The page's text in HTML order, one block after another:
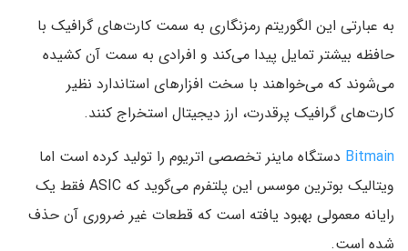
به عبارتی این الگوریتم رمزنگاری به سمت کارت‌های گرافیک با
حافظه بیشتر تمایل پیدا می‌کند و افرادی به سمت آن کشیده
می‌شوند که می‌خواهند با سخت افزارهای استاندارد نظیر
کارت‌های گرافیک پرقدرت، ارز دیجیتال استخراج کنند.
Bitmain دستگاه ماینر تخصصی اتریوم را تولید کرده است اما
ویتالیک بوترین موسس این پلتفرم می‌گوید که ASIC فقط یک
رایانه معمولی بهبود یافته است که قطعات غیر ضروری آن حذف
شده است.